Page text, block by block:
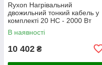
Ryxon Нагрівальний
двожильний тонкий кабель у
комплекті 20 HC - 2000 Вт
(100 м)
В наявності
10 402 ₴